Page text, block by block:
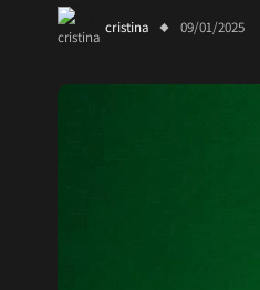
cristina 09/01/2025